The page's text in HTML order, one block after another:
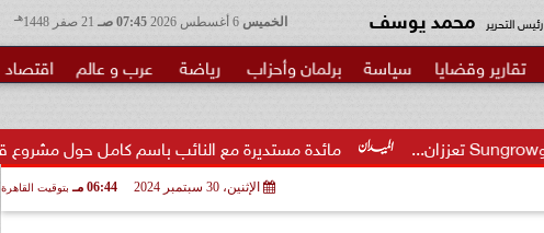
الخميس 07:45 صـ هـ رئيس التحرير محمد يوسف
تقارير وقضايا سياسة برلمان وأحزاب رياضة عرب و عالم اقتصاد
مائدة مستديرة مع النائب باسم كامل حول مشروع قانون إنشاء...
الإثنين، 30 سبتمبر 2024 06:44 مـ بتوقيت القاهرة